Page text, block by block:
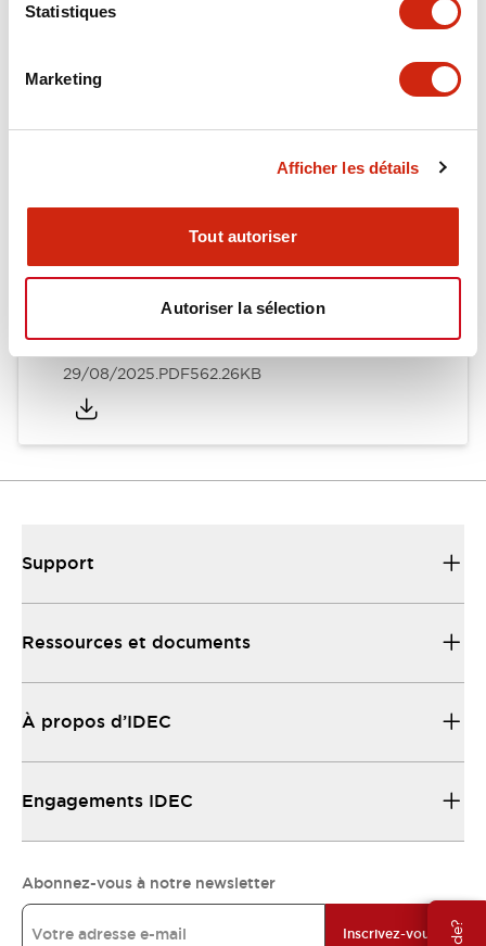
Statistiques
Marketing
Afficher les détails
Tout autoriser
Autoriser la sélection
Performance Specifications
EB3L Relay Barriers / EB3P Pilot Lights\, Illuminat
29/08/2025.PDF562.26KB
Support
Ressources et documents
À propos d’IDEC
Engagements IDEC
Abonnez-vous à notre newsletter
Inscrivez-vous